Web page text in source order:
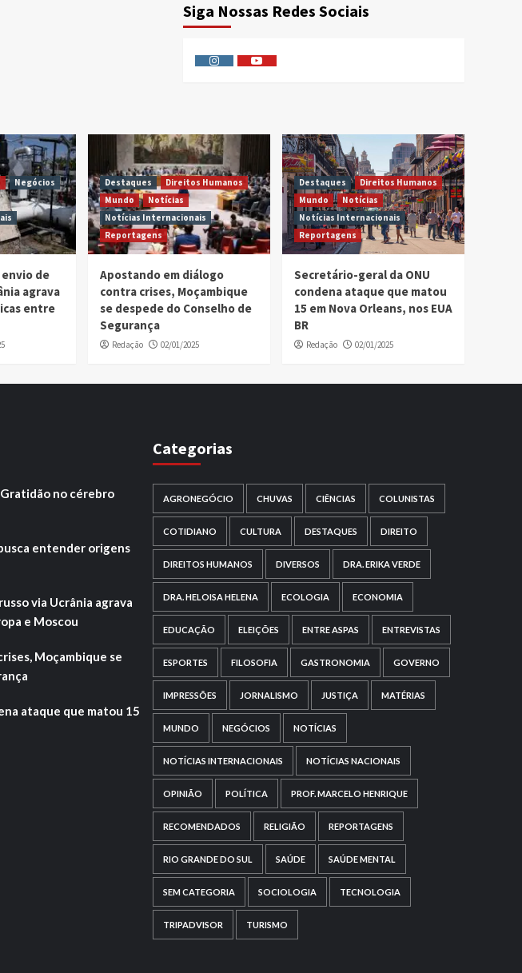
Siga Nossas Redes Sociais
InstagramYoutube
Negócios
envio de
agrava
entre
Destaques
Direitos Humanos
Mundo
Notícias
Notícias Internacionais
Reportagens
Apostando em diálogo
contra crises, Moçambique
se despede do Conselho de
Segurança
Redação 02/01/2025
Destaques
Direitos Humanos
Mundo
Notícias
Notícias Internacionais
Reportagens
Secretário-geral da ONU
condena ataque que matou
15 em Nova Orleans, nos EUA
BR
Redação 02/01/2025
no cérebro
entender origens
via Ucrânia agrava
e Moscou
Moçambique se
ataque que matou 15
Categorias
AGRONEGÓCIO CHUVAS CIÊNCIAS COLUNISTAS
COTIDIANO CULTURA DESTAQUES DIREITO
DIREITOS HUMANOS DIVERSOS DRA. ERIKA VERDE
DRA. HELOISA HELENA ECOLOGIA ECONOMIA
EDUCAÇÃO ELEIÇÕES ENTRE ASPAS ENTREVISTAS
ESPORTES FILOSOFIA GASTRONOMIA GOVERNO
IMPRESSÕES JORNALISMO JUSTIÇA MATÉRIAS
MUNDO NEGÓCIOS NOTÍCIAS
NOTÍCIAS INTERNACIONAIS NOTÍCIAS NACIONAIS
OPINIÃO POLÍTICA PROF. MARCELO HENRIQUE
RECOMENDADOS RELIGIÃO REPORTAGENS
RIO GRANDE DO SUL SAÚDE SAÚDE MENTAL
SEM CATEGORIA SOCIOLOGIA TECNOLOGIA
TRIPADVISOR TURISMO